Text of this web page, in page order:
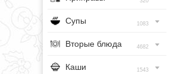
Супы 1083
Вторые блюда 4682
Каши 1543